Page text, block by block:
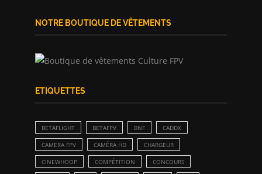
NOTRE BOUTIQUE DE VÊTEMENTS
ETIQUETTES
BETAFLIGHT BETAFPV BNF CADDX
CAMERA FPV CAMÉRA HD CHARGEUR
CINEWHOOP COMPÉTITION CONCOURS